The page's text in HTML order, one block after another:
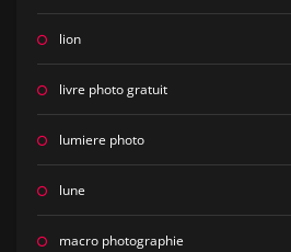
lion
livre photo gratuit
lumiere photo
lune
macro photographie